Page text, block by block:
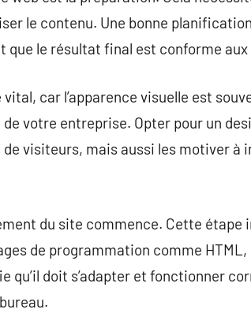
le contenu. Une bonne
que le résultat final est conforme
car l’apparence visuelle est
votre entreprise. Opter pour un
visiteurs, mais aussi les motiver à
du site commence. Cette
de programmation comme
qu’il doit s’adapter et fonctionner